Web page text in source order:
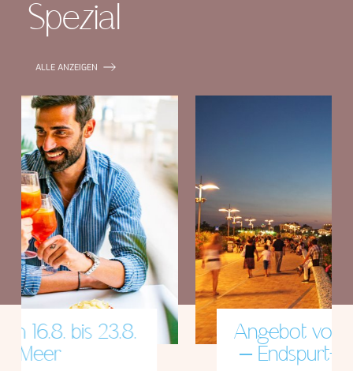
Spezial
ALLE ANZEIGEN
Angebot vom 23.8. bis 30.8.
– Endspurt-Sommerurlaub